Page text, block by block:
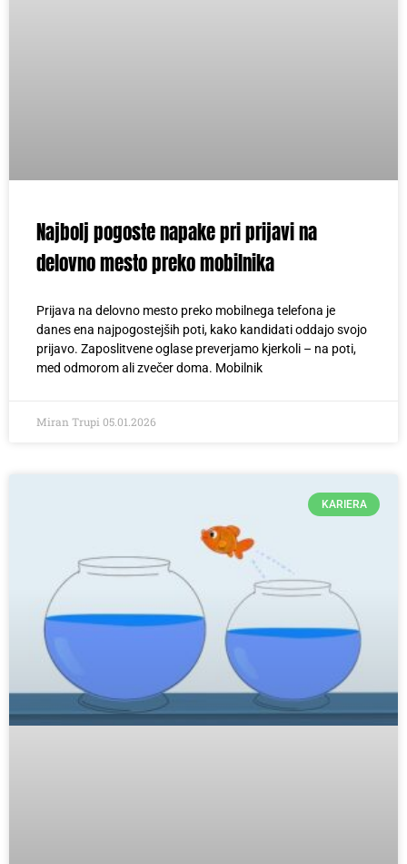
Najbolj pogoste napake pri prijavi na
delovno mesto preko mobilnika
Prijava na delovno mesto preko mobilnega telefona je
danes ena najpogostejših poti, kako kandidati oddajo svojo
prijavo. Zaposlitvene oglase preverjamo kjerkoli – na poti,
med odmorom ali zvečer doma. Mobilnik
Miran Trupi 05.01.2026
KARIERA